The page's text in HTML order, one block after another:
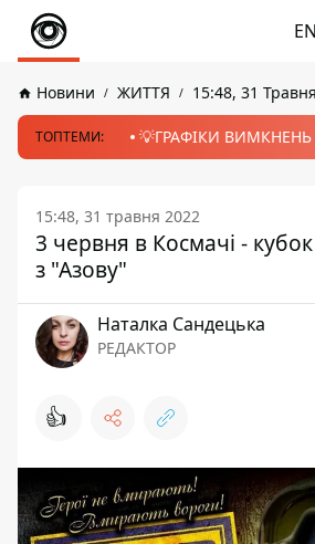
EN
Новини ЖИТТЯ 15:48, 31
ТОПТЕМИ: 💡ГРАФІКИ ВИМКНЕНЬ
15:48, 31 травня 2022
3 червня в Космачі -
з "Азову"
Наталка Сандецька
РЕДАКТОР
👍